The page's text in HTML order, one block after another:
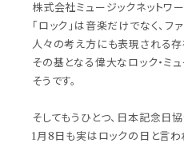
株式会社ミュージックネットワ
「ロック」は音楽だけでなく、フ
人々の考え方にも表現される存
その基となる偉大なロック・ミ
そうです。
そしてもうひとつ、日本記念日
1月8日も実はロックの日と言わ